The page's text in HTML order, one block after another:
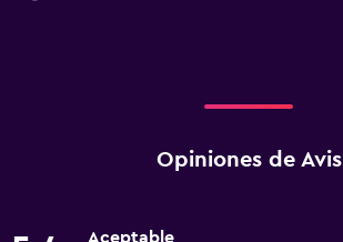
Opiniones de Avis
Aceptable